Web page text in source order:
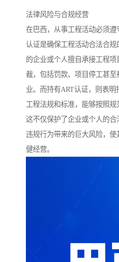
法律风险与合规经营
在巴西，从事工程活动必须
认证是确保工程活动合法合
的企业或个人擅自承接工程项
裁，包括罚款、项目停工甚
业。而持有ART认证，则表
工程法规和标准，能够按照规
这不仅保护了企业或个人的
违规行为带来的巨大风险，
健经营。